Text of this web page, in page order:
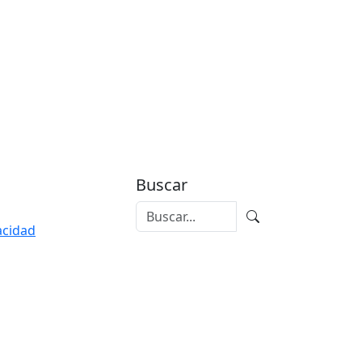
Buscar